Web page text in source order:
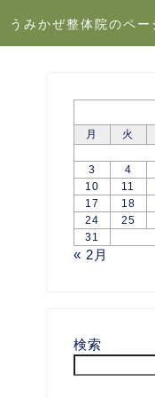
うみかぜ整体院のペー
月
火
3
4
10
11
17
18
24
25
31
« 2月
検索